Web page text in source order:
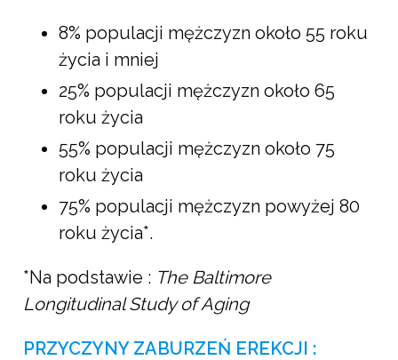
8% populacji mężczyzn około 55 roku
życia i mniej
25% populacji mężczyzn około 65
roku życia
55% populacji mężczyzn około 75
roku życia
75% populacji mężczyzn powyżej 80
roku życia*.
*Na podstawie : The Baltimore
Longitudinal Study of Aging
PRZYCZYNY ZABURZEŃ EREKCJI :